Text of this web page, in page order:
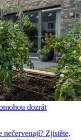
dozrát
nečervenají? Zjistěte,